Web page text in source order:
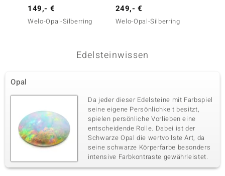
149,- €
Welo-Opal-Silberring
249,- €
Welo-Opal-Silberring
Edelsteinwissen
Opal
Da jeder dieser Edelsteine mit Farbspiel
seine eigene Persönlichkeit besitzt,
spielen persönliche Vorlieben eine
entscheidende Rolle. Dabei ist der
Schwarze Opal die wertvollste Art, da
seine schwarze Körperfarbe besonders
intensive Farbkontraste gewährleistet.